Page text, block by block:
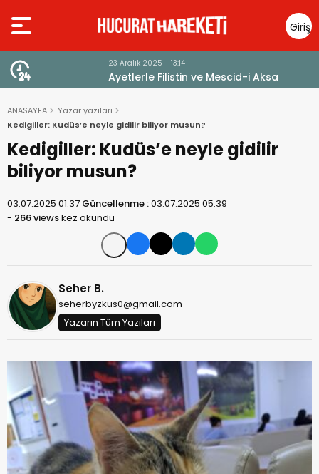
Giriş
Yap
23 Aralık 2025 - 13:14
Ayetlerle Filistin ve Mescid-i Aksa
ANASAYFA
Yazar yazıları
Kedigiller: Kudüs’e neyle gidilir biliyor musun?
Kedigiller: Kudüs’e neyle gidilir
biliyor musun?
03.07.2025 01:37 Güncellenme :03.07.2025 05:39
- 266 viewskez okundu
Seher B.
seherbyzkus0@gmail.com
Yazarın Tüm Yazıları